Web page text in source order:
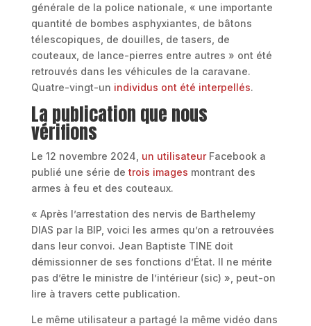
générale de la police nationale, « une importante
quantité de bombes asphyxiantes, de bâtons
télescopiques, de douilles, de tasers, de
couteaux, de lance-pierres entre autres » ont été
retrouvés dans les véhicules de la caravane.
Quatre-vingt-un individus ont été interpellés.
La publication que nous
vérifions
Le 12 novembre 2024, un utilisateurFacebook a
publié une série de trois images montrant des
armes à feu et des couteaux.
« Après l’arrestation des nervis de Barthelemy
DIAS par la BIP, voici les armes qu’on a retrouvées
dans leur convoi. Jean Baptiste TINE doit
démissionner de ses fonctions d’État. Il ne mérite
pas d’être le ministre de l’intérieur (sic) », peut-on
lire à travers cette publication.
Le même utilisateur a partagé la même vidéo dans